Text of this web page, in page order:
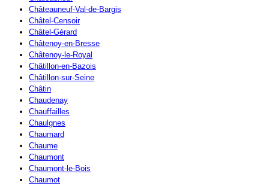
Châteauneuf-Val-de-Bargis
Châtel-Censoir
Châtel-Gérard
Châtenoy-en-Bresse
Châtenoy-le-Royal
Châtillon-en-Bazois
Châtillon-sur-Seine
Châtin
Chaudenay
Chauffailles
Chaulgnes
Chaumard
Chaume
Chaumont
Chaumont-le-Bois
Chaumot